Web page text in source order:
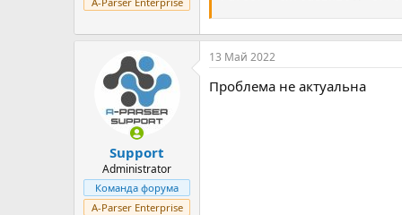
Support
Administrator
Команда форума
A-Parser Enterprise
13 Май 2022
Проблема не актуальна